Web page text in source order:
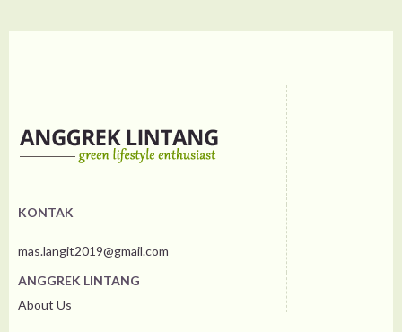
KONTAK
mas.langit2019@gmail.com
ANGGREK LINTANG
About Us